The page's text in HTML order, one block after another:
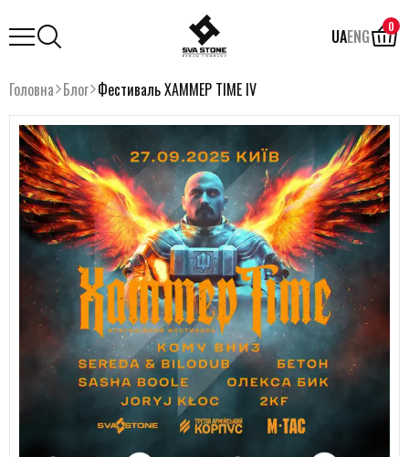
UAENG 0
Головна Блог Фестиваль ХАММЕР TIME IV